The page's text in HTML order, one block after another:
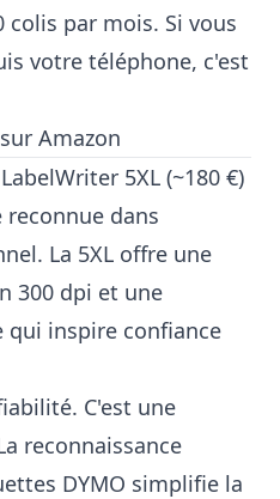
par mois. Si vous
votre téléphone, c'est
Amazon
5XL (~180 €)
reconnue dans
La 5XL offre une
300 dpi et une
qui inspire confiance
C'est une
reconnaissance
DYMO simplifie la